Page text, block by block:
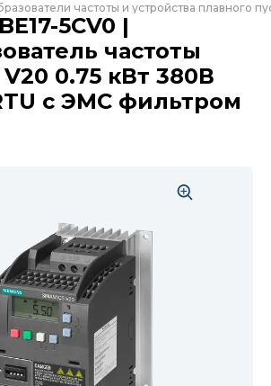
частоты и устройства плавного
5CV0 |
частоты
V20 0.75 кВт 380В
c ЭМС фильтром